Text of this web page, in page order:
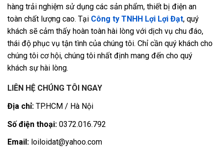
hàng trải nghiệm sử dụng các sản phẩm, thiết bị điện an
toàn chất lượng cao. Tại Công ty TNHH Lợi Lợi Đạt, quý
khách sẽ cảm thấy hoàn toàn hài lòng với dịch vụ chu đáo,
thái độ phục vụ tận tình của chúng tôi. Chỉ cần quý khách cho
chúng tôi cơ hội, chúng tôi nhất định mang đến cho quý
khách sự hài lòng.
LIÊN HỆ CHÚNG TÔI NGAY
Địa chỉ: TP.HCM / Hà Nội
Số điện thoại: 0372.016.792
Email: loiloidat@yahoo.com